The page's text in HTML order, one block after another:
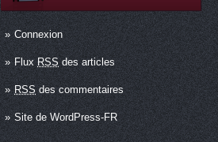
Connexion
Flux RSS des articles
RSSdes commentaires
Site de WordPress-FR